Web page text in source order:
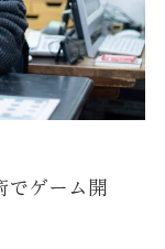
でゲーム開